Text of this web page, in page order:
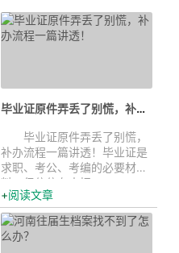
毕业证原件弄丢了别慌，补办流程一...
毕业证原件弄丢了别慌，
补办流程一篇讲透！毕业证是
求职、考公、考编的必要材
料，但偏偏有人把...
阅读文章